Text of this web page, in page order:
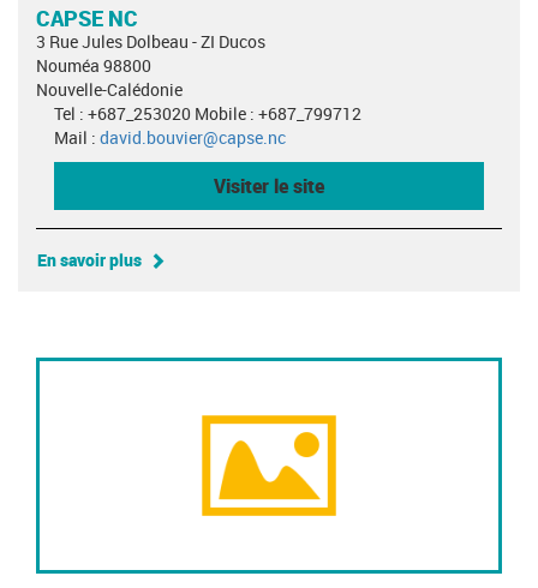
CAPSE NC
3 Rue Jules Dolbeau - ZI Ducos
Nouméa 98800
Nouvelle-Calédonie
Tel : +687_253020 Mobile : +687_799712
Mail : david.bouvier@capse.nc
Visiter le site
En savoir plus